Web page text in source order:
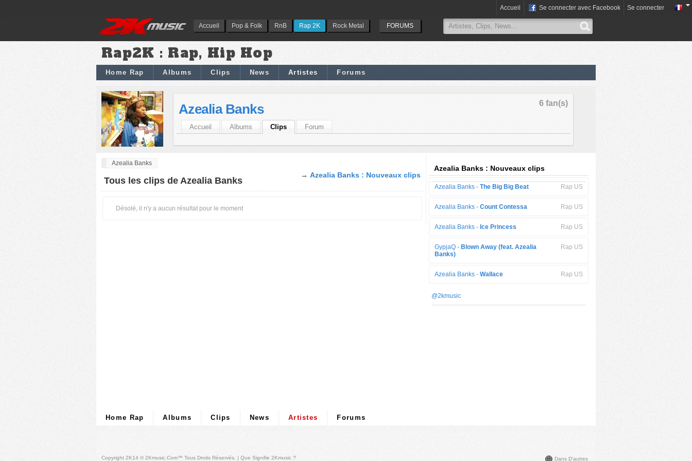
Accueil Pop & Folk RnB Rap 2K Rock Metal FORUMS
Accueil Se connecter avec Facebook Se connecter
Rap2K : Rap, Hip Hop
Home Rap Albums Clips News Artistes Forums
6 fan(s)
Azealia Banks
Accueil Albums Clips Forum
Azealia Banks
→ Azealia Banks : Nouveaux clips
Tous les clips de Azealia Banks
Désolé, il n'y a aucun résultat pour le moment
Azealia Banks : Nouveaux clips
Rap US
Azealia Banks - The Big Big Beat
Rap US
Azealia Banks - Count Contessa
Rap US
Azealia Banks - Ice Princess
Rap US
GypjaQ - Blown Away (feat. Azealia
Banks)
Rap US
Azealia Banks - Wallace
@2kmusic
Home Rap Albums Clips News Artistes Forums
Dans D'autres
Copyright 2K14 © 2Kmusic.com™ Tous Droits Réservés . | Que Signifie 2Kmusic ?